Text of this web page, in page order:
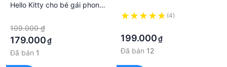
Hello Kitty cho bé gái phong
109.000 ₫
179.000₫
Đã bán 1
(4)
199.000₫
Đã bán 12